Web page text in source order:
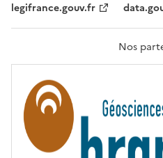
legifrance.gouv.fr
Nos